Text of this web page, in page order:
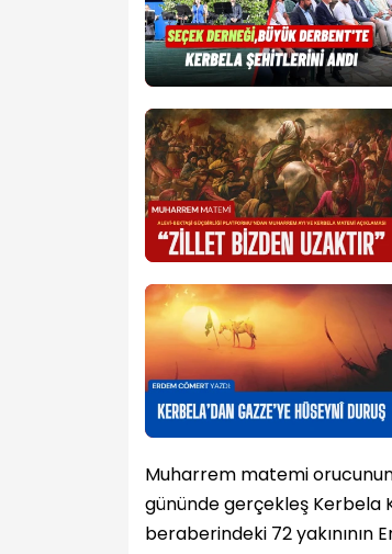
Muharrem matemi orucunun
gününde gerçekleş Kerbela
beraberindeki 72 yakınının